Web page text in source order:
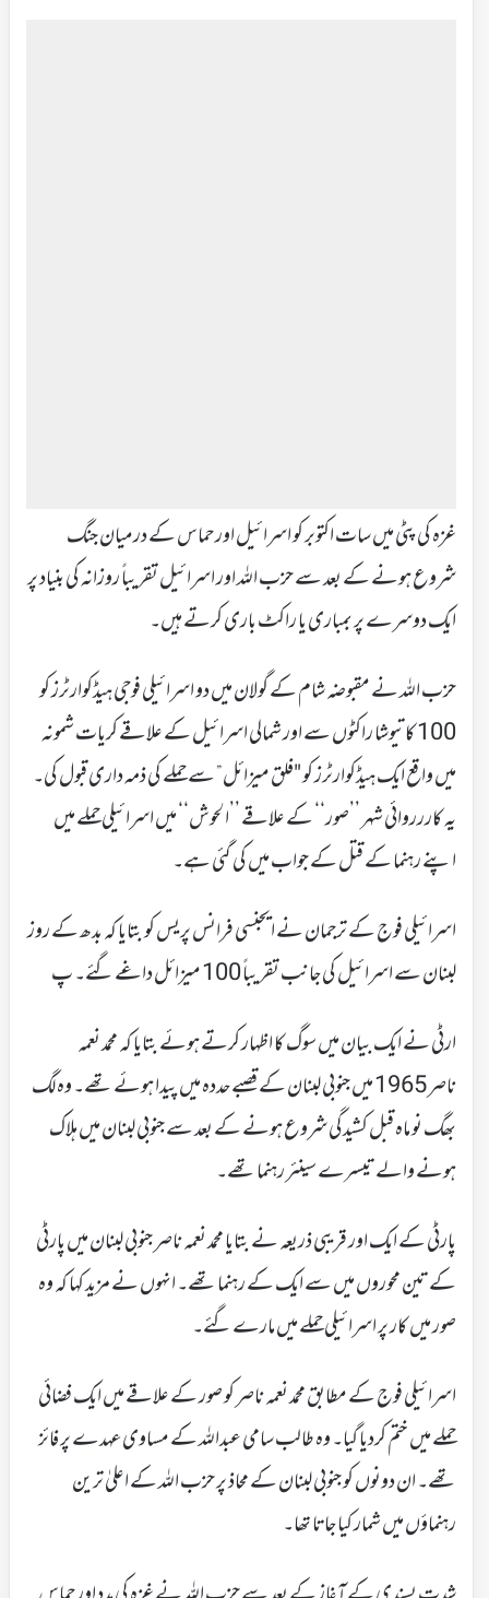
غزہ کی پٹی میں سات اکتوبر کو اسرائیل اور حماس کے درمیان جنگ
شروع ہونے کے بعد سے حزب اللہ اور اسرائیل تقریباً روزانہ کی بنیاد پر
ایک دوسرے پر بمباری یا راکٹ باری کرتے ہیں۔
حزب اللہ نے مقبوضہ شام کے گولان میں دو اسرائیلی فوجی ہیڈکوارٹرز کو
100 کاتیوشا راکٹوں سے اور شمالی اسرائیل کے علاقے کریات شمونہ
میں واقع ایک ہیڈکوارٹرز کو "فلق میزائل” سے حملے کی ذمہ داری قبول کی۔
یہ کاررروائی شہر ’’صور‘‘ کے علاقے ’’الحوش‘‘ میں اسرائیلی حملے میں
اپنے رہنما کے قتل کے جواب میں کی گئی ہے۔
اسرائیلی فوج کے ترجمان نے ایجنسی فرانس پریس کو بتایا کہ بدھ کے روز
لبنان سے اسرائیل کی جانب تقریباً 100 میزائل داغے گئے۔ پ
ارٹی نے ایک بیان میں سوگ کا اظہار کرتے ہوئے بتایا کہ محمد نعمہ
ناصر 1965 میں جنوبی لبنان کے قصبے حددہ میں پیدا ہوئے تھے۔ وہ لگ
بھگ نو ماہ قبل کشیدگی شروع ہونے کے بعد سے جنوبی لبنان میں ہلاک
ہونے والے تیسرے سینئر رہنما تھے۔
پارٹی کے ایک اور قریبی ذریعہ نے بتایا محمد نعمہ ناصر جنوبی لبنان میں پارٹی
کے تین محوروں میں سے ایک کے رہنما تھے۔ انہوں نے مزید کہا کہ وہ
صور میں کار پر اسرائیلی حملے میں مارے گئے۔
اسرائیلی فوج کے مطابق محمد نعمہ ناصر کو صور کے علاقے میں ایک فضائی
حملے میں ختم کردیا گیا۔ وہ طالب سامی عبداللہ کے مساوی عہدے پر فائز
تھے۔ ان دونوں کو جنوبی لبنان کے محاذ پر حزب اللہ کے اعلیٰ ترین
رہنماؤں میں شمار کیا جاتا تھا۔